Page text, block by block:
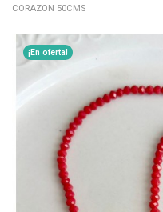
CORAZON 50CMS
¡En oferta!